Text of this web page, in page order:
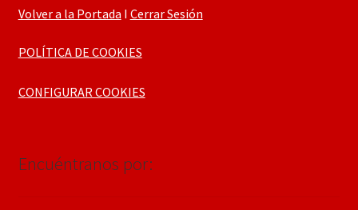
Volver a la Portada I Cerrar Sesión
POLÍTICA DE COOKIES
CONFIGURAR COOKIES
Encuéntranos por: